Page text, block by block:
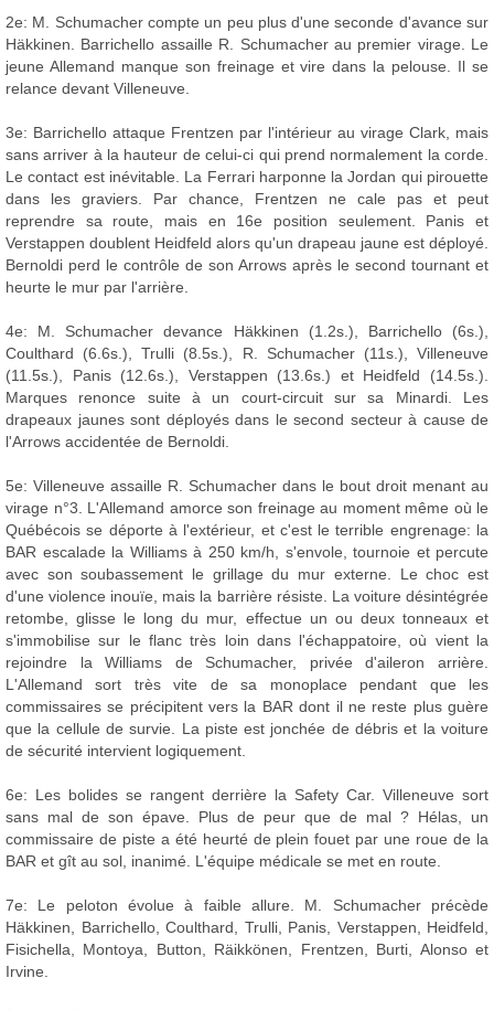
2e: M. Schumacher compte un peu plus d'une seconde d'avance sur
Häkkinen. Barrichello assaille R. Schumacher au premier virage. Le
jeune Allemand manque son freinage et vire dans la pelouse. Il se
relance devant Villeneuve.
3e: Barrichello attaque Frentzen par l'intérieur au virage Clark, mais
sans arriver à la hauteur de celui-ci qui prend normalement la corde.
Le contact est inévitable. La Ferrari harponne la Jordan qui pirouette
dans les graviers. Par chance, Frentzen ne cale pas et peut
reprendre sa route, mais en 16e position seulement. Panis et
Verstappen doublent Heidfeld alors qu'un drapeau jaune est déployé.
Bernoldi perd le contrôle de son Arrows après le second tournant et
heurte le mur par l'arrière.
4e: M. Schumacher devance Häkkinen (1.2s.), Barrichello (6s.),
Coulthard (6.6s.), Trulli (8.5s.), R. Schumacher (11s.), Villeneuve
(11.5s.), Panis (12.6s.), Verstappen (13.6s.) et Heidfeld (14.5s.).
Marques renonce suite à un court-circuit sur sa Minardi. Les
drapeaux jaunes sont déployés dans le second secteur à cause de
l'Arrows accidentée de Bernoldi.
5e: Villeneuve assaille R. Schumacher dans le bout droit menant au
virage n°3. L'Allemand amorce son freinage au moment même où le
Québécois se déporte à l'extérieur, et c'est le terrible engrenage: la
BAR escalade la Williams à 250 km/h, s'envole, tournoie et percute
avec son soubassement le grillage du mur externe. Le choc est
d'une violence inouïe, mais la barrière résiste. La voiture désintégrée
retombe, glisse le long du mur, effectue un ou deux tonneaux et
s'immobilise sur le flanc très loin dans l'échappatoire, où vient la
rejoindre la Williams de Schumacher, privée d'aileron arrière.
L'Allemand sort très vite de sa monoplace pendant que les
commissaires se précipitent vers la BAR dont il ne reste plus guère
que la cellule de survie. La piste est jonchée de débris et la voiture
de sécurité intervient logiquement.
6e: Les bolides se rangent derrière la Safety Car. Villeneuve sort
sans mal de son épave. Plus de peur que de mal ? Hélas, un
commissaire de piste a été heurté de plein fouet par une roue de la
BAR et gît au sol, inanimé. L'équipe médicale se met en route.
7e: Le peloton évolue à faible allure. M. Schumacher précède
Häkkinen, Barrichello, Coulthard, Trulli, Panis, Verstappen, Heidfeld,
Fisichella, Montoya, Button, Räikkönen, Frentzen, Burti, Alonso et
Irvine.